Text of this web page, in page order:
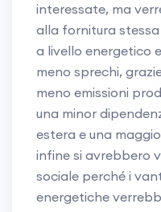
interessate, ma
alla fornitura stessa
a livello energetico
meno sprechi,
meno emissioni
una minor
estera e una
infine si avrebbero
sociale perché i
energetiche